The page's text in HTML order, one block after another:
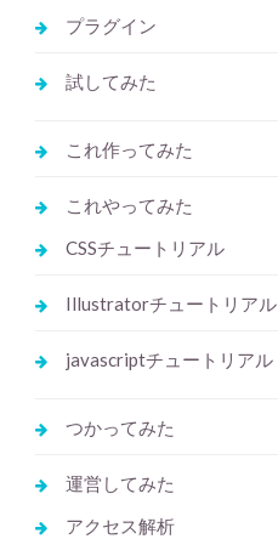
プラグイン
試してみた
これ作ってみた
これやってみた
CSSチュートリアル
Illustratorチュートリアル
javascriptチュートリアル
つかってみた
運営してみた
アクセス解析